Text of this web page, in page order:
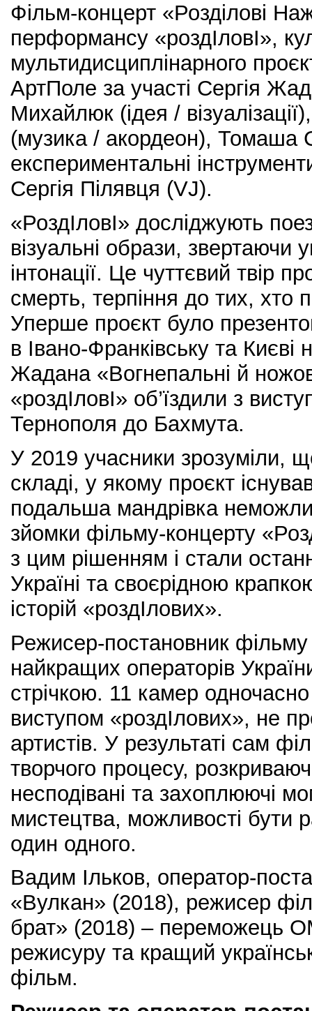
Фільм-концерт «Розділові
перформансу «роздІловІ»,
мультидисциплінарного
АртПоле за участі Сергія
Михайлюк (ідея /
(музика / акордеон), Томаша
експериментальні
Сергія Пілявця (VJ).
«РоздІловІ» досліджують
візуальні образи, звертаючи
інтонації. Це чуттєвий твір
смерть, терпіння до тих, хто
Уперше проєкт було
в Івано-Франківську та Києві
Жадана «Вогнепальні й
«роздІловІ» об’їздили з
Тернополя до Бахмута.
У 2019 учасники зрозуміли,
складі, у якому проєкт
подальша мандрівка
зйомки фільму-концерту
з цим рішенням і стали
Україні та своєрідною
історій «роздІлових».
Режисер-постановник
найкращих операторів
стрічкою. 11 камер
виступом «роздІлових», не
артистів. У результаті сам
творчого процесу,
несподівані та захоплюючі
мистецтва, можливості бути
один одного.
Вадим Ільков, оператор-
«Вулкан» (2018), режисер
брат» (2018) – переможець
режисуру та кращий
фільм.